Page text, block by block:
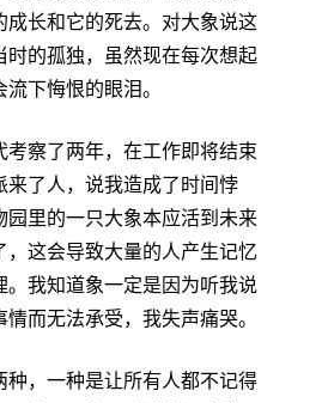
成长和它的死去。对大象说这
时的孤独，虽然现在每次想起
下悔恨的眼泪。
考察了两年，在工作即将结束
来了人，说我造成了时间悖
园里的一只大象本应活到未来
，这会导致大量的人产生记忆
。我知道象一定是因为听我说
而无法承受，我失声痛哭。
种，一种是让所有人都不记得